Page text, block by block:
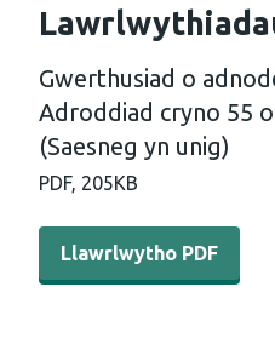
Gwerthusiad o
Adroddiad cryno 55
(Saesneg yn unig)
PDF, 205KB
Llawrlwytho PDF -
Llawrlwytho PDF